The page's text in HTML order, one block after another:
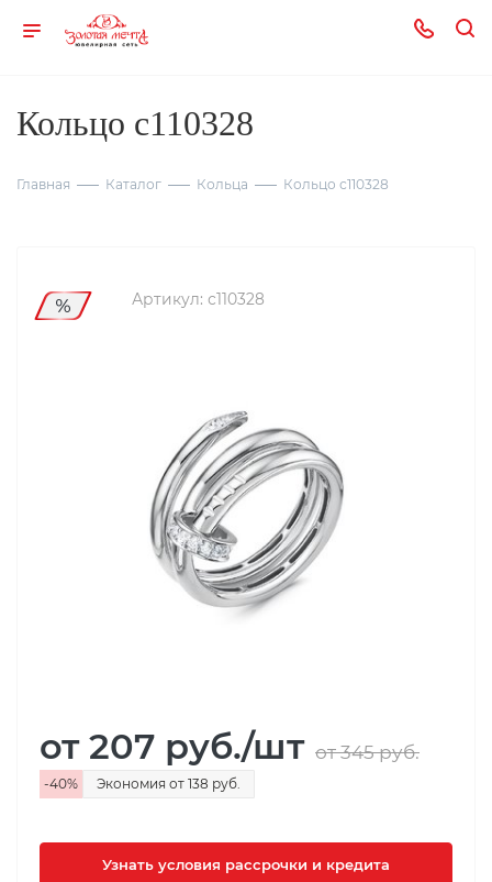
Кольцо с110328
Главная Каталог Кольца Кольцо с110328
Артикул: с110328
от 207 руб./шт от 345руб.
-40% Экономия от 138 руб.
Узнать условия рассрочки и кредита